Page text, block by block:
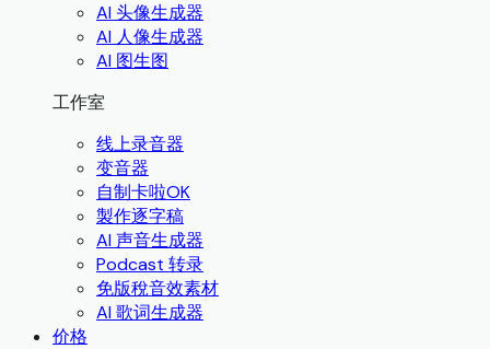
AI 头像生成器
AI 人像生成器
AI 图生图
工作室
线上录音器
变音器
自制卡啦OK
製作逐字稿
AI 声音生成器
Podcast 转录
免版稅音效素材
AI 歌词生成器
价格